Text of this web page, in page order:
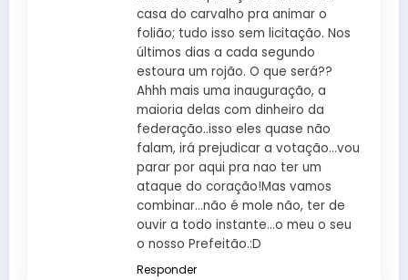
casa do carvalho pra animar o
folião; tudo isso sem licitação. Nos
últimos dias a cada segundo
estoura um rojão. O que será??
Ahhh mais uma inauguração, a
maioria delas com dinheiro da
federação..isso eles quase não
falam, irá prejudicar a votação…vou
parar por aqui pra nao ter um
ataque do coração!Mas vamos
combinar…não é mole não, ter de
ouvir a todo instante…o meu o seu
o nosso Prefeitão.:D
Responder